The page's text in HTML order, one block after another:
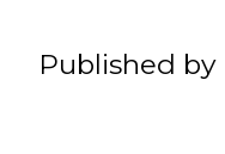
Published by